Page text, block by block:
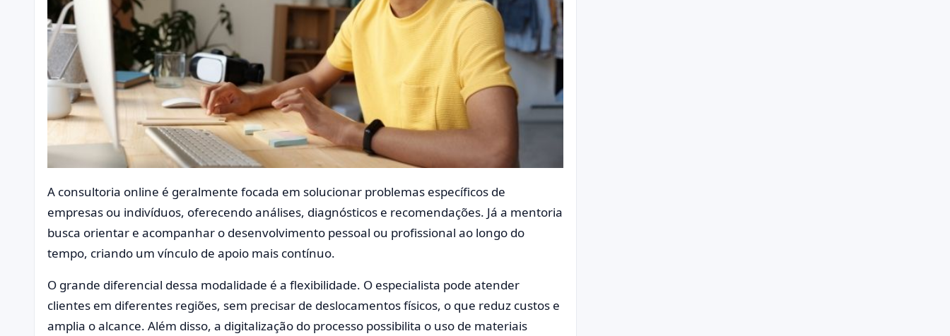
A consultoria online é geralmente focada em solucionar problemas específicos de
empresas ou indivíduos, oferecendo análises, diagnósticos e recomendações. Já a mentoria
busca orientar e acompanhar o desenvolvimento pessoal ou profissional ao longo do
tempo, criando um vínculo de apoio mais contínuo.
O grande diferencial dessa modalidade é a flexibilidade. O especialista pode atender
clientes em diferentes regiões, sem precisar de deslocamentos físicos, o que reduz custos e
amplia o alcance. Além disso, a digitalização do processo possibilita o uso de materiais